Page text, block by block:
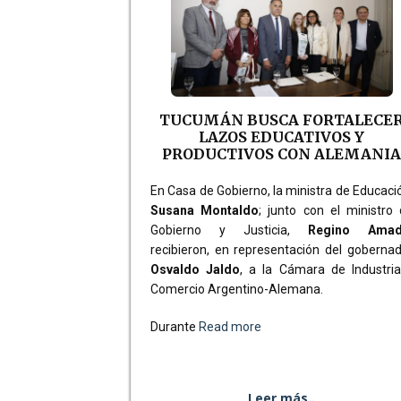
TUCUMÁN BUSCA
LAZOS EDUCATIVOS Y
PRODUCTIVOS CON ALEMANIA
En Casa de Gobierno, la ministra de
Susana Montaldo; junto con el ministro
Gobierno y Justicia, Regino
recibieron, en representación del
Osvaldo Jaldo, a la Cámara de
Comercio Argentino-Alemana.
Durante Read more
Leer más..